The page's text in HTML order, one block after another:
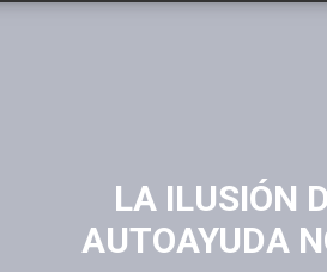
LA ILUSIÓN
AUTOAYUDA